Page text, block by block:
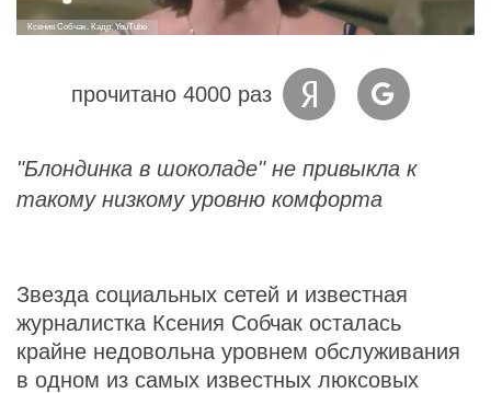
Ксения Собчак. Кадр: YouTube
прочитано 4000 раз
"Блондинка в шоколаде" не привыкла к
такому низкому уровню комфорта
Звезда социальных сетей и известная
журналистка Ксения Собчак осталась
крайне недовольна уровнем обслуживания
в одном из самых известных люксовых